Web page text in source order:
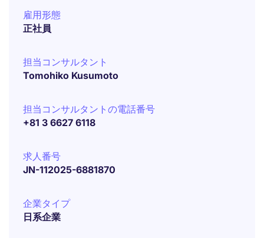
雇用形態
正社員
担当コンサルタント
Tomohiko Kusumoto
担当コンサルタントの電話番号
+81 3 6627 6118
求人番号
JN-112025-6881870
企業タイプ
日系企業